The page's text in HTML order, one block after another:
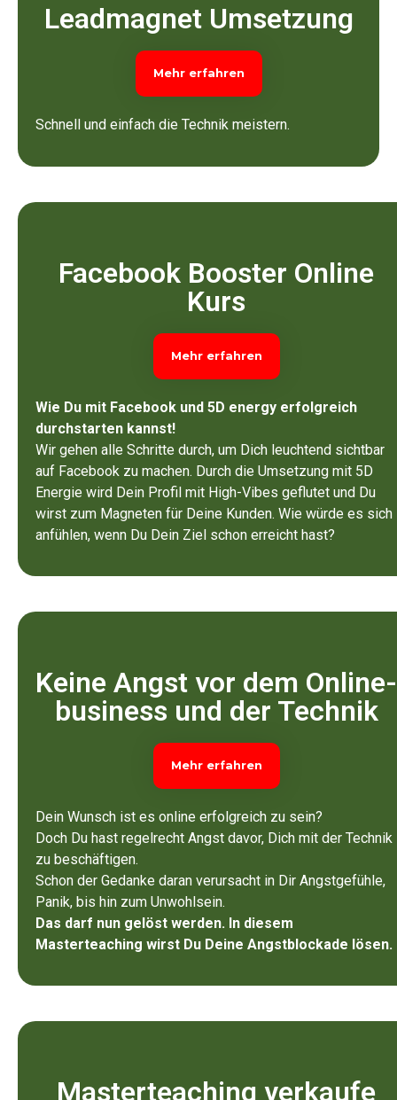
Leadmagnet Umsetzung
Mehr erfahren
Schnell und einfach die Technik meistern.
Facebook Booster Online
Kurs
Mehr erfahren
Wie Du mit Facebook und 5D energy erfolgreich
durchstarten kannst!
Wir gehen alle Schritte durch, um Dich leuchtend sichtbar
auf Facebook zu machen. Durch die Umsetzung mit 5D
Energie wird Dein Profil mit High-Vibes geflutet und Du
wirst zum Magneten für Deine Kunden. Wie würde es sich
anfühlen, wenn Du Dein Ziel schon erreicht hast?
Keine Angst vor dem Online-
business und der Technik
Mehr erfahren
Dein Wunsch ist es online erfolgreich zu sein?
Doch Du hast regelrecht Angst davor, Dich mit der Technik
zu beschäftigen.
Schon der Gedanke daran verursacht in Dir Angstgefühle,
Panik, bis hin zum Unwohlsein.
Das darf nun gelöst werden. In diesem
Masterteaching wirst Du Deine Angstblockade lösen.
Masterteaching verkaufe